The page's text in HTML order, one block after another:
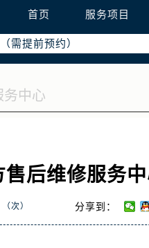
首页 服务项目
11层1102室（需提前预约）
室（需提前预约）
需提前预约）
室（需提前预约）
1008室（需提前预约）
（需提前预约）
润万象城）17层1706室（需
（需提前预约）
层2209室（需提前预约）
售后维修服务
（次） 分享到：